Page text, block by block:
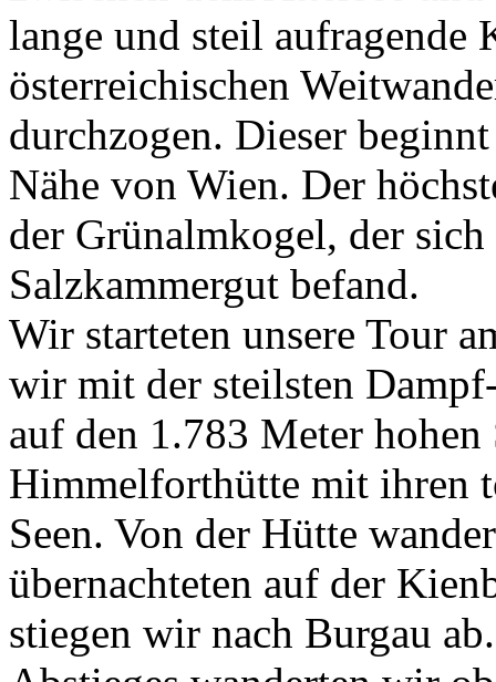
lange und steil
österreichischen
durchzogen. Dieser
Nähe von Wien. Der
der Grünalmkogel, der
Salzkammergut befand.
Wir starteten unsere Tour
wir mit der steilsten
auf den 1.783 Meter
Himmelforthütte mit ihren
Seen. Von der Hütte
übernachteten auf der
stiegen wir nach Burgau